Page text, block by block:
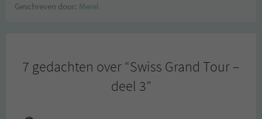
Geschreven door: Merel
7 gedachten over “Swiss Grand Tour –
deel 3”